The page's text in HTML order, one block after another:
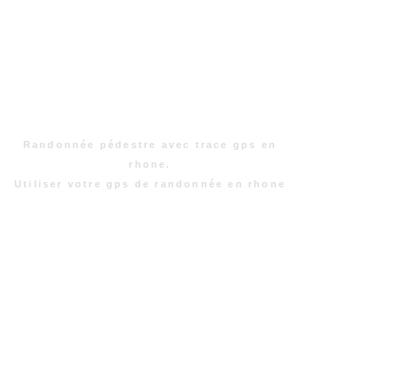
Randonnée pédestre avec trace gps en
rhone.
Utiliser votre gps de randonnée en rhone